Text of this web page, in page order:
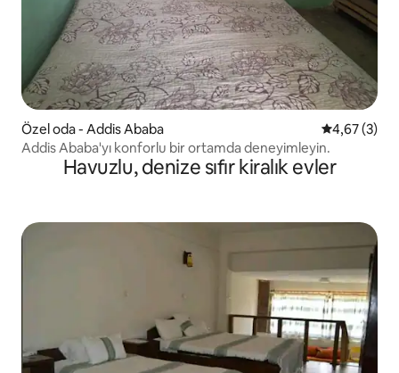
Özel oda - Addis Ababa 5 üzerinden
4,67 (3)
Addis Ababa'yı konforlu bir ortamda deneyimleyin.
Havuzlu, denize sıfır kiralık evler